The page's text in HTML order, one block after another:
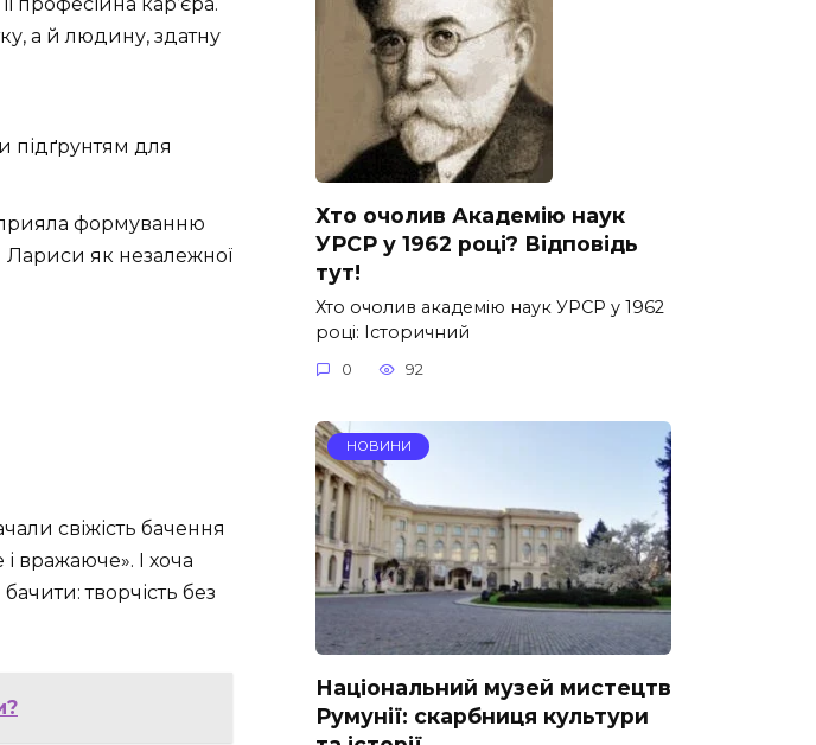
професійна кар’єра.
а й людину, здатну
підґрунтям для
формуванню
Лариси як незалежної
свіжість бачення
вражаюче». І хоча
творчість без
Хто очолив Академію наук
УРСР у 1962 році? Відповідь
тут!
Хто очолив академію наук УРСР у 1962
році: Історичний
0 92
НОВИНИ
Національний музей мистецтв
Румунії: скарбниця культури